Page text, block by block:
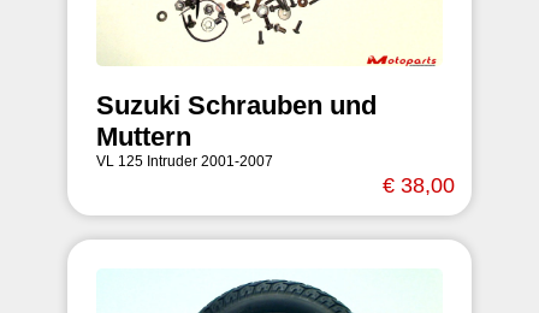
Suzuki Schrauben und
Muttern
VL 125 Intruder 2001-2007
€ 38,00